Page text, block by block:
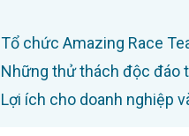
Tổ chức Amazing Race
Những thử thách độc đáo
Lợi ích cho doanh nghiệp